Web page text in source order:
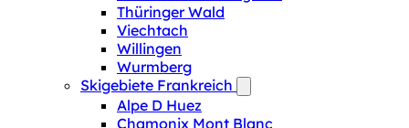
Thüringer Wald
Viechtach
Willingen
Wurmberg
Skigebiete Frankreich
Alpe D Huez
Chamonix Mont Blanc